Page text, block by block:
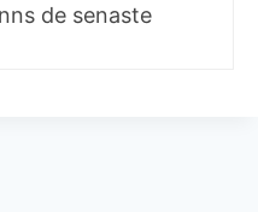
de senaste